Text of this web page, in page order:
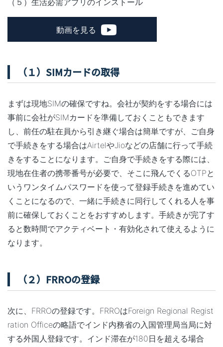
（５）生活必需アプリのインストール
動画を見る
（１）SIMカードの取得
まずは現地SIMの確保ですね。会社が契約をする場合には
事前に会社がSIMカードを準備しておくこともできます
し、前任の駐在員から引き継ぐ場合は簡単ですが、ご自身
で手続きをする場合はAirtelやJioなどの店舗に行って手続
きをすることになります。ご自身で手続きをする際には、
現地在住者の携帯番号が必要で、そこに飛んでくるOTPと
いうワンタイムパスワードを使って登録手続きを進めてい
くことになるので、一緒に手続きに同行してくれる人を事
前に確保しておくことをおすすめします。手続きが完了す
ると数時間でアクティベート・有効化されて使えるように
なります。
（２）FRROの登録
次に、FRROの登録です。FRROはForeign Regional Regist
ration Officeの略語でインド内務省の入国管理局当局に対
する外国人登録です。インド滞在が180日を超える場合